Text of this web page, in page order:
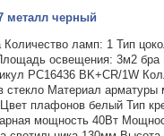
металл черный
ламп: 1 Тип
освещения: 3м2
РС16436 BK+CR/1W
стекло Материал арматуры
плафонов белый Тип
мощность 40Вт